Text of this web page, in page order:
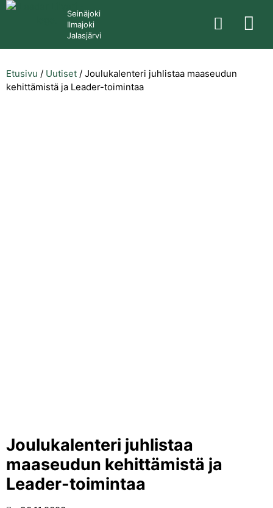
Seinäjoki
Ilmajoki
Jalasjärvi
Etusivu / Uutiset / Joulukalenteri juhlistaa maaseudun
kehittämistä ja Leader-toimintaa
Joulukalenteri juhlistaa
maaseudun kehittämistä ja
Leader-toimintaa